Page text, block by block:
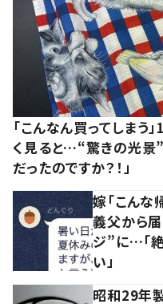
「こんなん買ってしま
く見ると…“驚きの光景”
だったのですか？！」
嫁「こんな
義父から
ジ”に…「
い」
昭和29年